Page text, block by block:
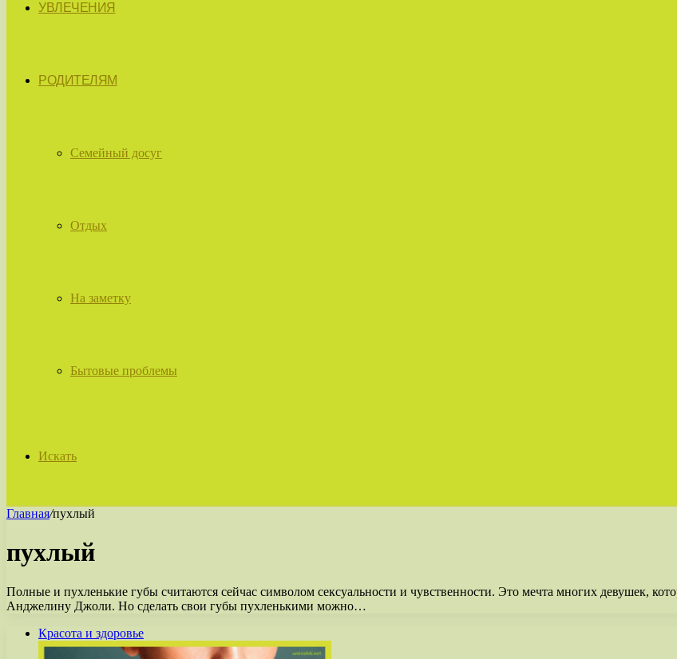
УВЛЕЧЕНИЯ
РОДИТЕЛЯМ
Семейный досуг
Отдых
На заметку
Бытовые проблемы
Искать
Главная/пухлый
пухлый
Полные и пухленькие губы считаются сейчас символом сексуальности и чувственности. Это мечта многих девушек,
Анджелину Джоли. Но сделать свои губы пухленькими можно…
Красота и здоровье